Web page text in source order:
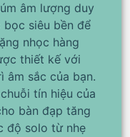
âm lượng duy
siêu bền để
nhọc hàng
thiết kế với
âm sắc của bạn.
tín hiệu của
bàn đạp tăng
độ solo từ nhẹ